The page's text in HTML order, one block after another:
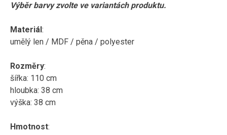
Výběr barvy zvolte ve variantách produktu.
Materiál:
umělý len / MDF / pěna / polyester
Rozměry:
šířka: 110 cm
hloubka: 38 cm
výška: 38 cm
Hmotnost: